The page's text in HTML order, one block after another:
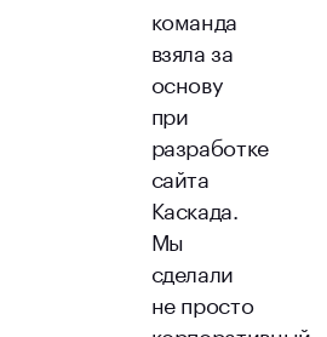
команда
взяла за
основу
при
разработке
сайта
Каскада.
Мы
сделали
не просто